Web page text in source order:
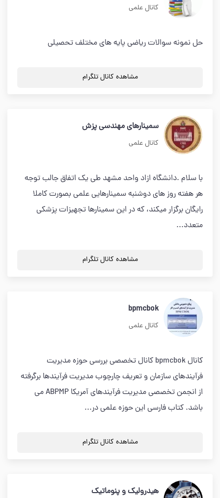
کانال علمی
حل نمونه سوالات ریاضی پایه های مختلف تحصیلی
مشاهده کانال تلگرام
سمینارهای مهندسی پزش
کانال علمی
با سلام .دانشگاه ازاد واحد مشهد طی یک اتفاق جالب توجه
هر هفته روز های دوشنبه سمینارهایی علمی بصورت کاملا
رایگان برگزار میکند، که در این سمینارها تجهیزات پزشکی
متعدد...
مشاهده کانال تلگرام
bpmcbok
کانال علمی
کانال bpmcbok کانال تخصصی بررسی حوزه مدیریت
فرآیندهای سازمان و تعریف چارچوب مدیریت فرآیندها برگرفته
از انجمن تخصصی مدیریت فرآیندهای آمریکا ABPMP می
باشد. کتاب فارسی این حوزه علمی در...
مشاهده کانال تلگرام
هیدرولیک و پنوماتیک